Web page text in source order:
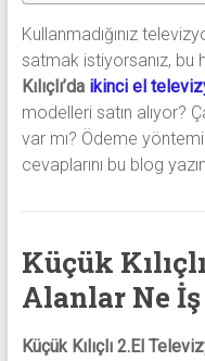
Kullanmadığınız
satmak istiyorsanız, bu
Kılıçlı’da ikinci el
modelleri satın alıyor?
var mı? Ödeme yöntemi
cevaplarını bu blog
Küçük
Alanlar Ne
Küçük Kılıçlı 2.El